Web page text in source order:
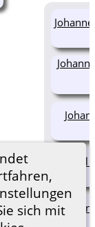
sich mit